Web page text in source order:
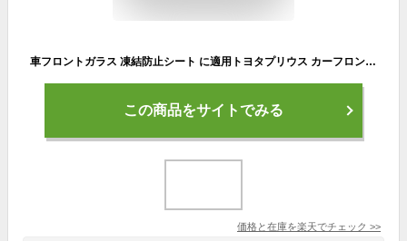
車フロントガラス 凍結防止シート に適用トヨタプリウス カーフロントカバー 五重厚手 内蔵9枚強力磁石防風 盗難防止挟み耳 鏡保護 夜間警告 霜よけ 落葉 雪対策 防塵 防氷 フロントガラス保護カバー 折り畳み式 取付簡単 四季対応 収納袋付き(黒)
この商品をサイトでみる
価格と在庫を楽天でチェック >>